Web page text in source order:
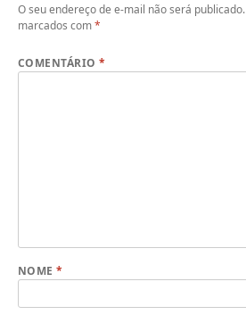
O seu endereço de e-mail não será publicado.
marcados com*
COMENTÁRIO*
NOME*